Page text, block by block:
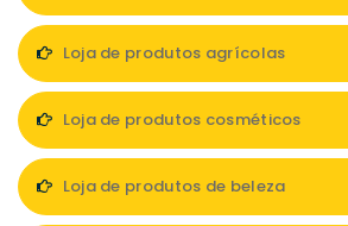
Loja de produtos agrícolas
Loja de produtos cosméticos
Loja de produtos de beleza